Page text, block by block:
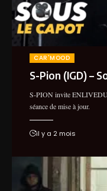
CAR'MOOD
S-Pion (IGD) –
S-PION invite
séance de mise à jour.
il y a 2 mois